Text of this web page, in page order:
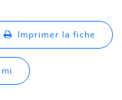
Imprimer la fiche